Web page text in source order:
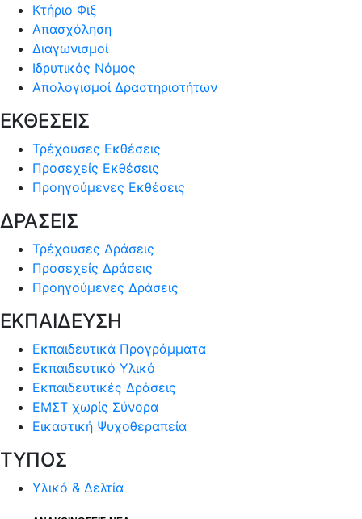
Κτήριο Φιξ
Απασχόληση
Διαγωνισμοί
Ιδρυτικός Νόμος
Απολογισμοί Δραστηριοτήτων
ΕΚΘΕΣΕΙΣ
Τρέχουσες Εκθέσεις
Προσεχείς Εκθέσεις
Προηγούμενες Εκθέσεις
ΔΡΑΣΕΙΣ
Τρέχουσες Δράσεις
Προσεχείς Δράσεις
Προηγούμενες Δράσεις
ΕΚΠΑΙΔΕΥΣΗ
Εκπαιδευτικά Προγράμματα
Εκπαιδευτικό Υλικό
Εκπαιδευτικές Δράσεις
ΕΜΣΤ χωρίς Σύνορα
Εικαστική Ψυχοθεραπεία
ΤΥΠΟΣ
Υλικό & Δελτία